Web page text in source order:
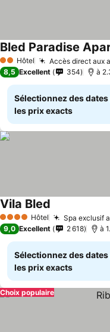
2 Étoiles
Hôtel Accès direct aux
Bled Paradise
8,5 Excellent 354 à
Sélectionnez des
les prix exacts
4 Étoiles Hôtel Spa exclusif
Vila Bled
9,0 Excellent 2 618 à
Sélectionnez des
les prix exacts
Choix populaire